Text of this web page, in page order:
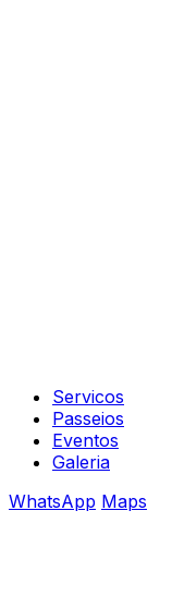
Servicos
Passeios
Eventos
Galeria
WhatsApp Maps